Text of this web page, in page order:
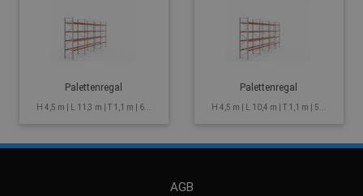
Palettenregal
H 4,5 m | L 11,3 m | T 1,1 m | 6...
Palettenregal
H 4,5 m | L 10,4 m | T 1,1 m | 5...
AGB